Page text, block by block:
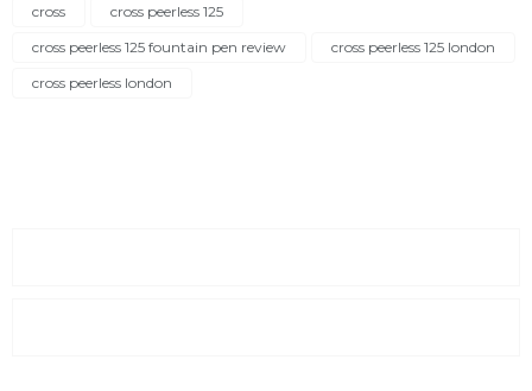
cross
cross peerless 125
cross peerless 125 fountain pen review
cross peerless 125 london
cross peerless london